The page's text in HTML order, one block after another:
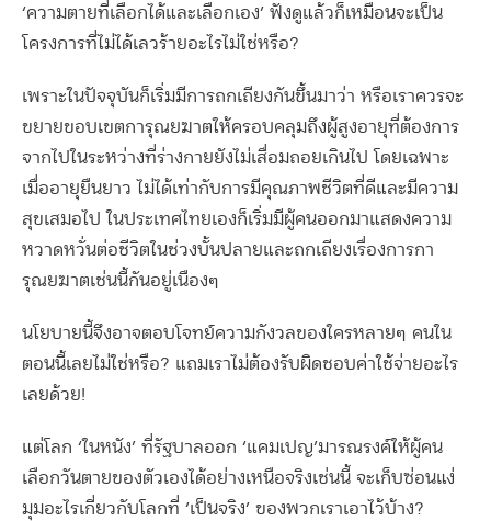
‘ความตายที่เลือกได้และเลือกเอง’ ฟังดูแล้วก็เหมือนจะเป็น
โครงการที่ไม่ได้เลวร้ายอะไรไม่ใช่หรือ?
เพราะในปัจจุบันก็เริ่มมีการถกเถียงกันขึ้นมาว่า หรือเราควรจะ
ขยายขอบเขตการุณยฆาตให้ครอบคลุมถึงผู้สูงอายุที่ต้องการ
จากไปในระหว่างที่ร่างกายยังไม่เสื่อมถอยเกินไป โดยเฉพาะ
เมื่ออายุยืนยาว ไม่ได้เท่ากับการมีคุณภาพชีวิตที่ดีและมีความ
สุขเสมอไป ในประเทศไทยเองก็เริ่มมีผู้คนออกมาแสดงความ
หวาดหวั่นต่อชีวิตในช่วงบั้นปลายและถกเถียงเรื่องการกา
รุณยฆาตเช่นนี้กันอยู่เนืองๆ
นโยบายนี้จึงอาจตอบโจทย์ความกังวลของใครหลายๆ คนใน
ตอนนี้เลยไม่ใช่หรือ? แถมเราไม่ต้องรับผิดชอบค่าใช้จ่ายอะไร
เลยด้วย!
แต่โลก ‘ในหนัง’ ที่รัฐบาลออก ‘แคมเปญ’มารณรงค์ให้ผู้คน
เลือกวันตายของตัวเองได้อย่างเหนือจริงเช่นนี้ จะเก็บซ่อนแง่
มุมอะไรเกี่ยวกับโลกที่ ‘เป็นจริง’ ของพวกเราเอาไว้บ้าง?